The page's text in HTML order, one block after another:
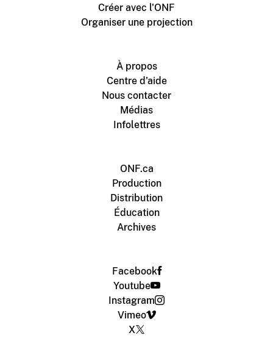
Créer avec l'ONF
Organiser une projection
À propos
Centre d'aide
Nous contacter
Médias
Infolettres
ONF.ca
Production
Distribution
Éducation
Archives
Facebook
Youtube
Instagram
Vimeo
X